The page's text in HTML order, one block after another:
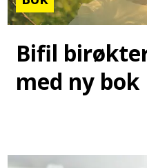
Bifil
med ny bok